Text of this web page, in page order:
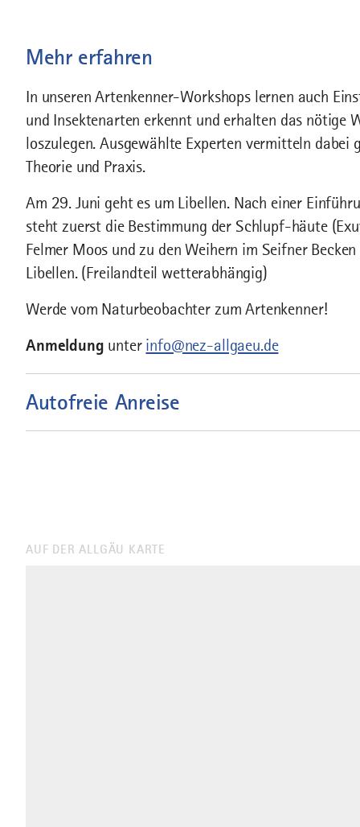
Mehr erfahren
In unseren Artenkenner-Workshops lernen auch
und Insektenarten erkennt und erhalten das nötige
loszulegen. Ausgewählte Experten vermitteln dabei
Theorie und Praxis.
Am 29. Juni geht es um Libellen. Nach einer
steht zuerst die Bestimmung der Schlupf-häute
Felmer Moos und zu den Weihern im Seifner
Libellen. (Freilandteil wetterabhängig)
Werde vom Naturbeobachter zum Artenkenner!
Anmeldung unter info@nez-allgaeu.de
Autofreie Anreise
AUF DER ALLGÄU KARTE